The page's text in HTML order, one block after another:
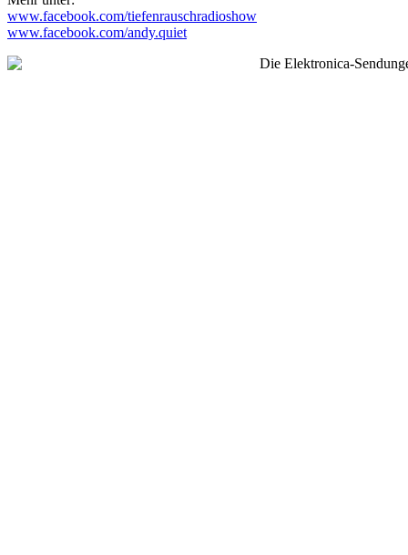
www.facebook.com/tiefenrauschradioshow
www.facebook.com/andy.quiet